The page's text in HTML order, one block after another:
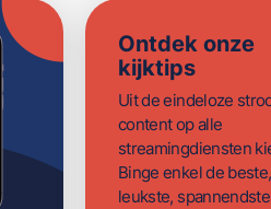
Ontdek onze
kijktips
Uit de eindeloze
content op alle
streamingdiensten
Binge enkel de beste,
leukste,